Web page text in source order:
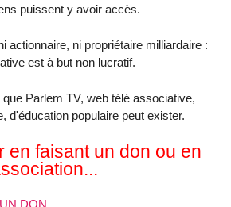
puissent y avoir accès.
actionnaire, ni propriétaire milliardaire :
est à but non lucratif.
Parlem TV, web télé associative,
d'éducation populaire peut exister.
en faisant un don ou en
DON...